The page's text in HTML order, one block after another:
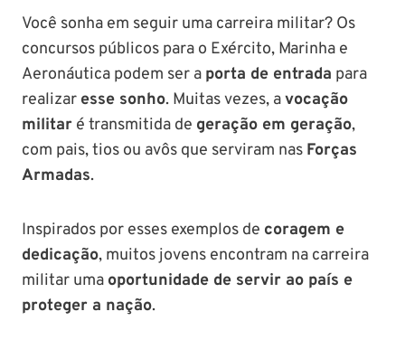
Você sonha em seguir uma carreira militar? Os
concursos públicos para o Exército, Marinha e
Aeronáutica podem ser a porta de entrada para
realizar esse sonho. Muitas vezes, avocação
militar é transmitida de geração em geração,
com pais, tios ou avôs que serviram nas Forças
Armadas.
Inspirados por esses exemplos de coragem e
dedicação, muitos jovens encontram na carreira
militar uma oportunidade de servir ao país e
proteger a nação.